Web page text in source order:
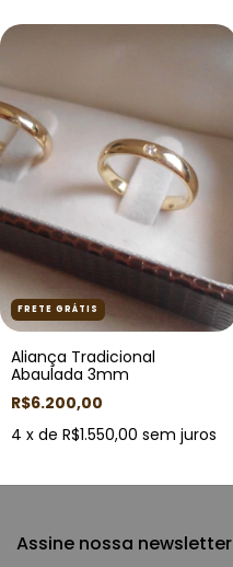
FRETE GRÁTIS
Aliança Tradicional
Abaulada 3mm
R$6.200,00
4 x de R$1.550,00 sem juros
Assine nossa newsletter